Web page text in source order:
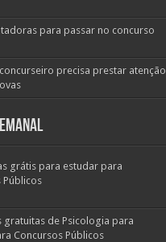
para passar no concurso
precisa prestar atenção
grátis para estudar para
Públicos
gratuitas de Psicologia para
Concursos Públicos